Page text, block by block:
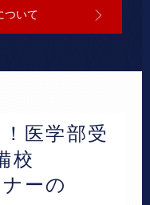
ついて
医学部受
校
ーの